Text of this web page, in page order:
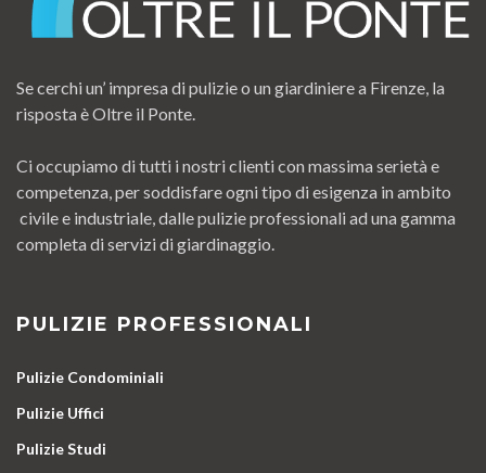
Se cerchi un’ impresa di pulizie o un giardiniere a Firenze, la
risposta è Oltre il Ponte.
Ci occupiamo di tutti i nostri clienti con massima serietà e
competenza, per soddisfare ogni tipo di esigenza in ambito
civile e industriale, dalle pulizie professionali ad una gamma
completa di servizi di giardinaggio.
PULIZIE PROFESSIONALI
Pulizie Condominiali
Pulizie Uffici
Pulizie Studi